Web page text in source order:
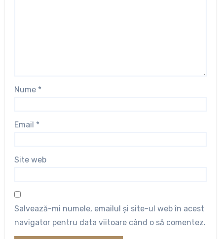
Nume *
Email *
Site web
Salvează-mi numele, emailul și site-ul web în acest
navigator pentru data viitoare când o să comentez.